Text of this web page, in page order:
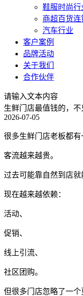
鞋服时尚行
商超百货连
汽车行业
客户案例
品牌活动
关于我们
合作伙伴
请输入文本内容
生鲜门店最值钱的，
2026-07-05
很多生鲜门店老板都有
客流越来越贵。
过去可能靠自然到店就
现在越来越依赖：
活动、
促销、
线上引流、
社区团购。
但很多门店忽略了一个